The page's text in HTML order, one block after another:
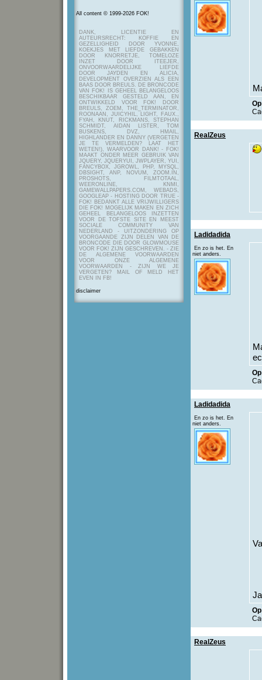
All content © 1999-2026 FOK!
DANK, LICENTIE EN
AUTEURSRECHT: KOFFIE EN
GEZELLIGHEID DOOR YVONNE,
KOEKJES MET LIEFDE GEBAKKEN
DOOR KNORRETJE, TOMELOZE
INZET DOOR ITEEJER,
ONVOORWAARDELIJKE LIEFDE
DOOR JAYDEN EN ALICIA,
DEVELOPMENT OVERZIEN ALS EEN
BAAS DOOR BREULS. DE BRONCODE
VAN FOK! IS GEHEEL BELANGELOOS
BESCHIKBAAR GESTELD AAN, EN
ONTWIKKELD VOOR FOK! DOOR
BREULS, ZOEM, THE_TERMINATOR,
ROONAAN, JUICYHIL, LIGHT, FAUX.,
FYAH, KNUT, RICKMANS, STEPHAN
SCHMIDT, AIDAN LISTER, TOM
BUSKENS, DVZ, HMAIL,
HIGHLANDER EN DANNY (VERGETEN
JE TE VERMELDEN? LAAT HET
WETEN!), WAARVOOR DANK! - FOK!
MAAKT ONDER MEER GEBRUIK VAN
JQUERY, JQUERYUI, JWPLAYER, YUI,
FANCYBOX, JGROWL, PHP, MYSQL,
DBSIGHT, ANP, NOVUM, ZOOM.IN,
PROSHOTS, FILMTOTAAL,
WEERONLINE, KNMI,
GAMEWALLPAPERS.COM, WEBADS,
GOOGLEAP - HOSTING DOOR TRUE -
FOK! BEDANKT ALLE VRIJWILLIGERS
DIE FOK! MOGELIJK MAKEN EN ZICH
GEHEEL BELANGELOOS INZETTEN
VOOR DE TOFSTE SITE EN MEEST
SOCIALE COMMUNITY VAN
NEDERLAND - UITZONDERING OP
VOORGAANDE ZIJN DELEN VAN DE
BRONCODE DIE DOOR GLOWMOUSE
VOOR FOK! ZIJN GESCHREVEN. - ZIE
DE ALGEMENE VOORWAARDEN
VOOR ONZE ALGEMENE
VOORWAARDEN - ZIJN WE JE
VERGETEN? MAIL OF MELD HET
EVEN IN FB!
disclaimer
RealZeus
Ladidadida
En zo is het. En
niet anders.
Ladidadida
En zo is het. En
niet anders.
RealZeus